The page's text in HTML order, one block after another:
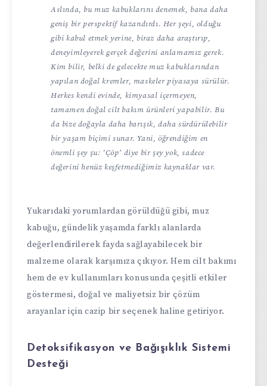
Aslında, bu muz kabuklarını denemek, bana daha
geniş bir perspektif kazandırdı. Her şeyi, olduğu
gibi kabul etmek yerine, biraz daha araştırıp,
deneyimleyerek gerçek değerini anlamamız gerek.
Kim bilir, belki de gelecekte muz kabuklarından
yapılan doğal kremler, maskeler piyasaya sürülür.
Herkes kendi evinde, kimyasal içermeyen,
tamamen doğal cilt bakım ürünleri yapabilir. Bu
da bize doğayla daha barışık, daha sürdürülebilir
bir yaşam biçimi sunar. Yani, öğrendiğim en
önemli şey şu: ‘Çöp’ diye bir şey yok, sadece
değerini henüz keşfetmediğimiz kaynaklar var.
Yukarıdaki yorumlardan görüldüğü gibi, muz
kabuğu, gündelik yaşamda farklı alanlarda
değerlendirilerek fayda sağlayabilecek bir
malzeme olarak karşımıza çıkıyor. Hem cilt bakımı
hem de ev kullanımları konusunda çeşitli etkiler
göstermesi, doğal ve maliyetsiz bir çözüm
arayanlar için cazip bir seçenek haline getiriyor.
Detoksifikasyon ve Bağışıklık Sistemi
Desteği